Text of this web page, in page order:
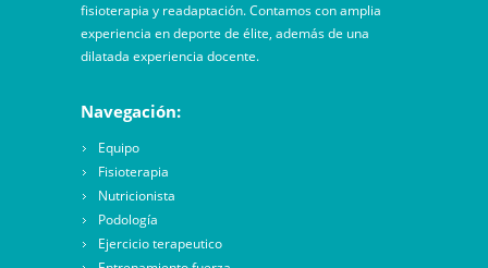
fisioterapia y readaptación. Contamos con amplia
experiencia en deporte de élite, además de una
dilatada experiencia docente.
Navegación:
Equipo
Fisioterapia
Nutricionista
Podología
Ejercicio terapeutico